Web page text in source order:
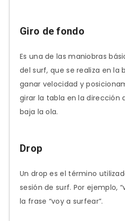
Giro de fondo
Es una de las maniobras
del surf, que se realiza en la
ganar velocidad y
girar la tabla en la dirección
baja la ola.
Drop
Un drop es el término
sesión de surf. Por ejemplo,
la frase “voy a surfear”.